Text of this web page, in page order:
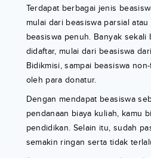
Terdapat berbagai jenis
mulai dari beasiswa parsial
beasiswa penuh. Banyak sekali
didaftar, mulai dari beasiswa
Bidikmisi, sampai beasiswa
oleh para donatur.
Dengan mendapat beasiswa
pendanaan biaya kuliah, kamu
pendidikan. Selain itu, sudah
semakin ringan serta tidak